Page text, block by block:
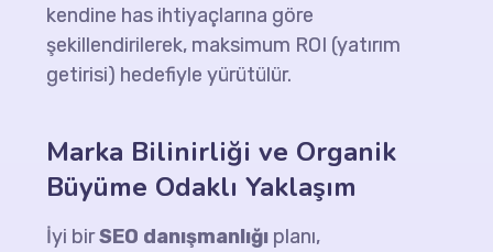
kendine has ihtiyaçlarına göre
şekillendirilerek, maksimum ROI (yatırım
getirisi) hedefiyle yürütülür.
Marka Bilinirliği ve Organik
Büyüme Odaklı Yaklaşım
İyi birSEO danışmanlığı planı,